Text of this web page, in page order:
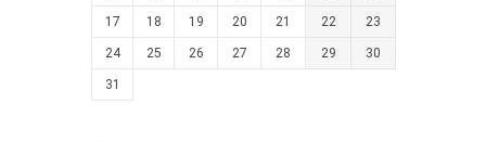
17 18 19 20 21 22 23
24 25 26 27 28 29 30
31